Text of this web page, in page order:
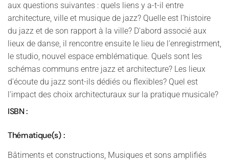
aux questions suivantes : quels liens y a-t-il entre
architecture, ville et musique de jazz? Quelle est l'histoire
du jazz et de son rapport à la ville? D'abord associé aux
lieux de danse, il rencontre ensuite le lieu de l'enregistrment,
le studio, nouvel espace emblématique. Quels sont les
schémas communs entre jazz et architecture? Les lieux
d'écoute du jazz sont-ils dédiés ou flexibles? Quel est
l'impact des choix architecturaux sur la pratique musicale?
ISBN :
Thématique(s) :
Bâtiments et constructions, Musiques et sons amplifiés